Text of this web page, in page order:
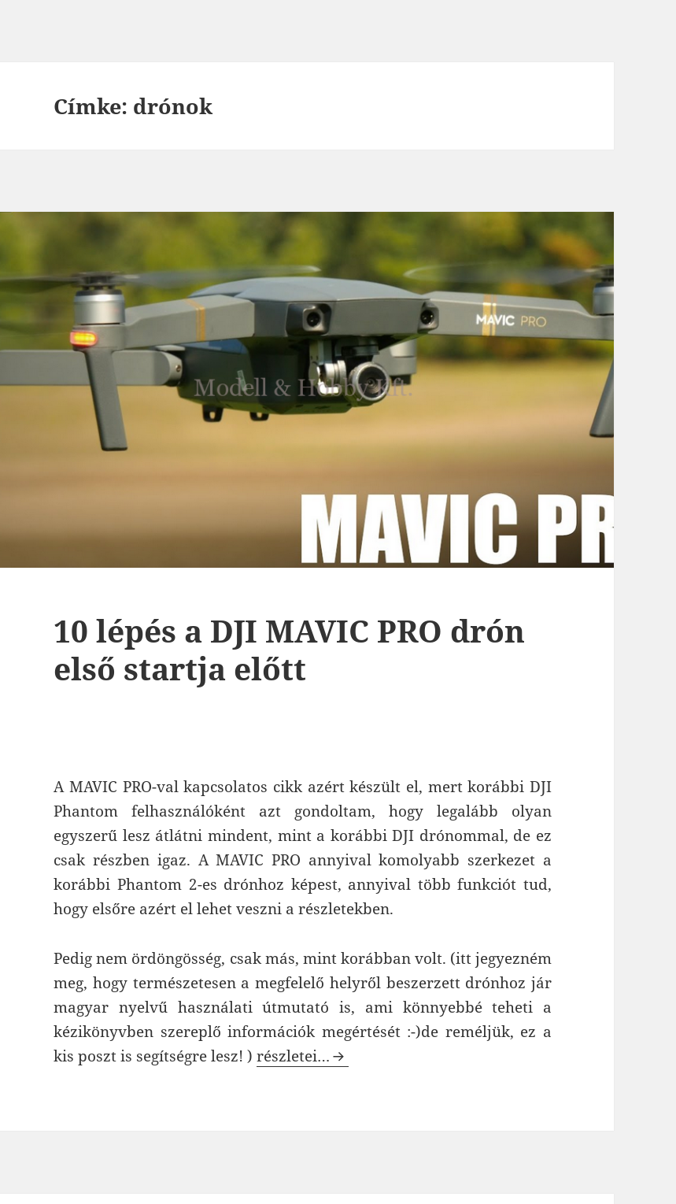
Címke: drónok
10 lépés a DJI MAVIC PRO drón
első startja előtt
A MAVIC PRO-val kapcsolatos cikk azért készült el, mert korábbi DJI
Phantom felhasználóként azt gondoltam, hogy legalább olyan
egyszerű lesz átlátni mindent, mint a korábbi DJI drónommal, de ez
csak részben igaz. A MAVIC PRO annyival komolyabb szerkezet a
korábbi Phantom 2-es drónhoz képest, annyival több funkciót tud,
hogy elsőre azért el lehet veszni a részletekben.
Pedig nem ördöngösség, csak más, mint korábban volt. (itt jegyezném
meg, hogy természetesen a megfelelő helyről beszerzett drónhoz jár
magyar nyelvű használati útmutató is, ami könnyebbé teheti a
kézikönyvben szereplő információk megértését :-)de reméljük, ez a
kis poszt is segítségre lesz! )10 lépés a DJI MAVIC PRO drón első startja előtt
részletei…